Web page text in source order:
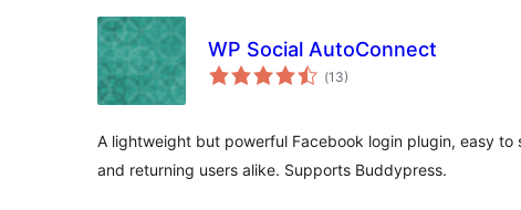
WP Social AutoConnect
(Totalt
antal
13)
A lightweight but powerful Facebook login plugin, easy
and returning users alike. Supports Buddypress.